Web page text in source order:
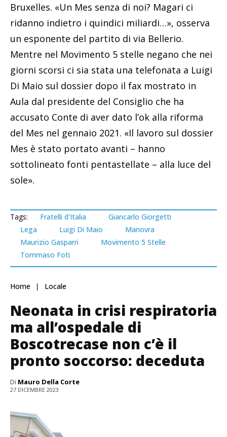
Bruxelles. «Un Mes senza di noi? Magari ci
ridanno indietro i quindici miliardi…», osserva
un esponente del partito di via Bellerio.
Mentre nel Movimento 5 stelle negano che nei
giorni scorsi ci sia stata una telefonata a Luigi
Di Maio sul dossier dopo il fax mostrato in
Aula dal presidente del Consiglio che ha
accusato Conte di aver dato l’ok alla riforma
del Mes nel gennaio 2021. «Il lavoro sul dossier
Mes è stato portato avanti – hanno
sottolineato fonti pentastellate – alla luce del
sole».
Tags: Fratelli d'Italia
Giancarlo Giorgetti
Lega
Luigi Di Maio
Manovra
Maurizio Gasparri
Movimento 5 Stelle
Tommaso Foti
Home Locale
Neonata in crisi respiratoria
ma all’ospedale di
Boscotrecase non c’è il
pronto soccorso: deceduta
Di Mauro Della Corte
27 DICEMBRE 2023